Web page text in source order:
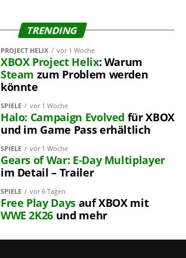
TRENDING
PROJECT HELIX vor 1 Woche
XBOX Project Helix: Warum
Steam zum Problem werden
könnte
SPIELE vor 1 Woche
Halo: Campaign Evolved für XBOX
und im Game Pass erhältlich
SPIELE vor 1 Woche
Gears of War: E-Day Multiplayer
im Detail – Trailer
SPIELE vor 6 Tagen
Free Play Daysauf XBOX mit
WWE 2K26 und mehr